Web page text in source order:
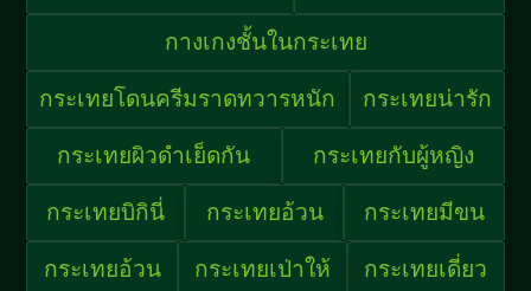
กางเกงชั้นในกระเทย
กระเทยโดนครีมราดทวารหนัก กระเทยน่ารัก
กระเทยผิวดำเย็ดกัน กระเทยกับผู้หญิง
กระเทยบิกินี่ กระเทยอ้วน กระเทยมีขน
กระเทยอ้วน กระเทยเป่าให้ กระเทยเดี่ยว